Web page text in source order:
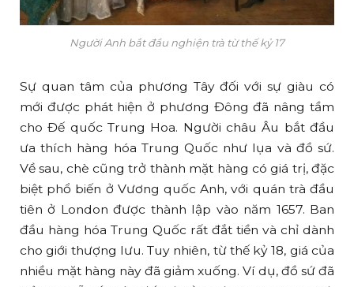
Người Anh bắt đầu nghiện trà từ thế kỷ 17
Sự quan tâm của phương Tây đối với sự giàu có
mới được phát hiện ở phương Đông đã nâng tầm
cho Đế quốc Trung Hoa. Người châu Âu bắt đầu
ưa thích hàng hóa Trung Quốc như lụa và đồ sứ.
Về sau, chè cũng trở thành mặt hàng có giá trị, đặc
biệt phổ biến ở Vương quốc Anh, với quán trà đầu
tiên ở London được thành lập vào năm 1657. Ban
đầu hàng hóa Trung Quốc rất đắt tiền và chỉ dành
cho giới thượng lưu. Tuy nhiên, từ thế kỷ 18, giá của
nhiều mặt hàng này đã giảm xuống. Ví dụ, đồ sứ đã